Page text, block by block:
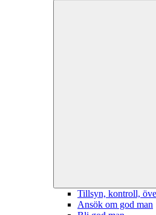
Tillsyn, kontroll,
Ansök om god man